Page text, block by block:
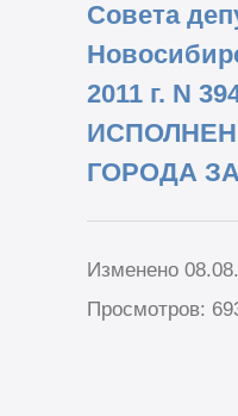
Совета
2011 г. N
ГОРОДА
Изменено
Просмотров: